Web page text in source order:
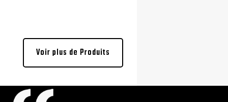
Voir plus de Produits